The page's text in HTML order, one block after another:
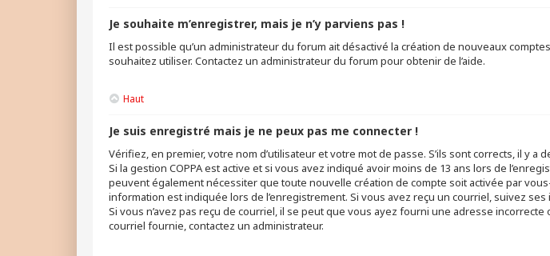
Je souhaite m’enregistrer, mais je n’y parviens pas !
Il est possible qu’un administrateur du forum ait désactivé la création de nouveaux
souhaitez utiliser. Contactez un administrateur du forum pour obtenir de l’aide.
Haut
Je suis enregistré mais je ne peux pas me connecter !
Vérifiez, en premier, votre nom d’utilisateur et votre mot de passe. S’ils sont corrects, il y a
Si la gestion COPPA est active et si vous avez indiqué avoir moins de 13 ans lors de
peuvent également nécessiter que toute nouvelle création de compte soit activée par
information est indiquée lors de l’enregistrement. Si vous avez reçu un courriel, suivez ses
Si vous n’avez pas reçu de courriel, il se peut que vous ayez fourni une adresse
courriel fournie, contactez un administrateur.